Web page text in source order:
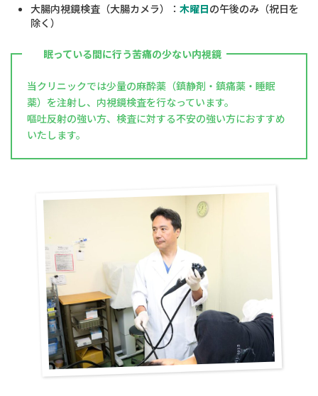
大腸内視鏡検査（大腸カメラ）： 木曜日の午後のみ（祝日を
除く）
眠っている間に行う苦痛の少ない内視鏡
当クリニックでは少量の麻酔薬（鎮静剤・鎮痛薬・睡眠
薬）を注射し、内視鏡検査を行なっています。
嘔吐反射の強い方、検査に対する不安の強い方におすすめ
いたします。